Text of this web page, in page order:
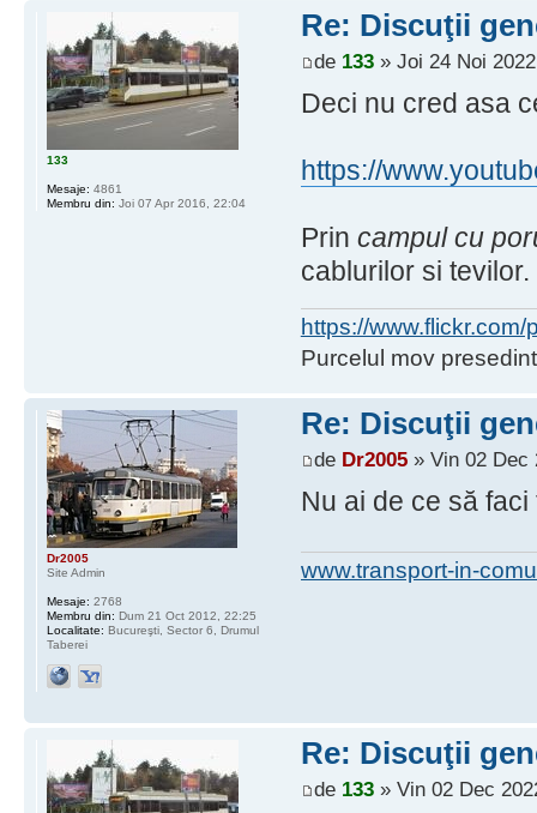
Re: Discuţii
de 133» Joi 24 Noi
Deci nu cred asa
https://
Prin campul cu
cablurilor si
https://
Purcelul mov
133
Mesaje: 4861
Membru din: Joi 07 Apr 2016, 22:04
Re: Discuţii
de Dr2005» Vin 02 Dec
Nu ai de ce să
www.transport-in-
Dr2005
Site Admin
Mesaje: 2768
Membru din: Dum 21 Oct 2012, 22:25
Localitate: Bucureşti, Sector 6, Drumul
Taberei
Re: Discuţii
de 133» Vin 02 Dec